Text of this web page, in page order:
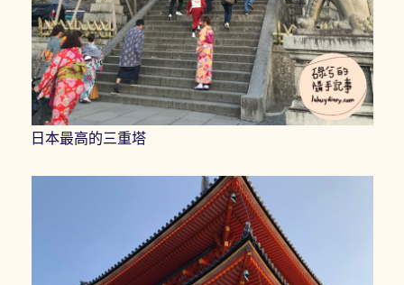
日本最高的三重塔